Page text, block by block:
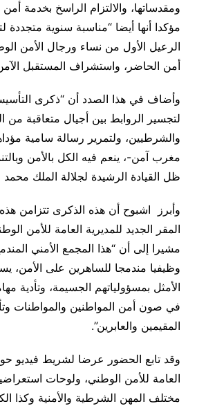
ومقدساتها، والالتزام الراسخ بخدمة
مؤكدا أنها أيضا “مناسبة سنوية متجددة
الرعيل الأول من نساء ورجال الأمن
أمن الحاضر، واستشراف المستقبل الآمن
وأضاف في هذا الصدد أن “ذكرى
لتجسير الروابط بين أجيال متعاقبة من
والشرطيين، ولتمرير رسالة سامية
مغرب آمن-، ينعم فيه الكل بالأمن
ظل القيادة الرشيدة لجلالة الملك
وأبرز اشبوح أن هذه الذكرى تتزامن
المقر الجديد للمديرية العامة للأمن
مشيرا إلى أن “هذا المجمع الأمني
وظيفيا مندمجا للساهرين على الأمن،
الأمثل بمسؤولياتهم الجسيمة، وتأدية
في صون أمن المواطنين والمواطنات
المقيمين والعابرين”.
وقد تابع الحضور عرضا لشريط فيديو
العامة للأمن الوطني، ولوحات
مختلف المهن الشرطية والأمنية وكذا